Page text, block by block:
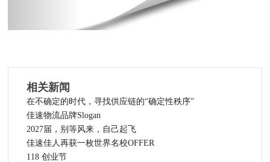
相关新闻
在不确定的时代，寻找供应链的“确定性秩序”
佳速物流品牌Slogan
2027届，别等风来，自己起飞
佳速佳人再获一枚世界名校OFFER
118 创业节